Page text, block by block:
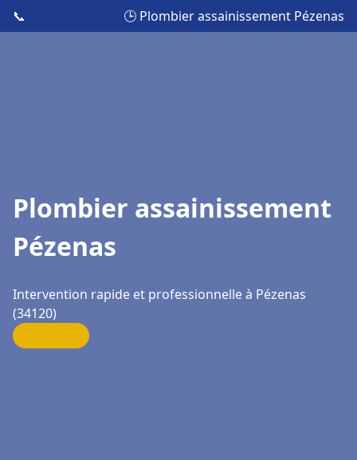
📞 🕒 Plombier assainissement Pézenas
Plombier assainissement
Pézenas
Intervention rapide et professionnelle à Pézenas
(34120)